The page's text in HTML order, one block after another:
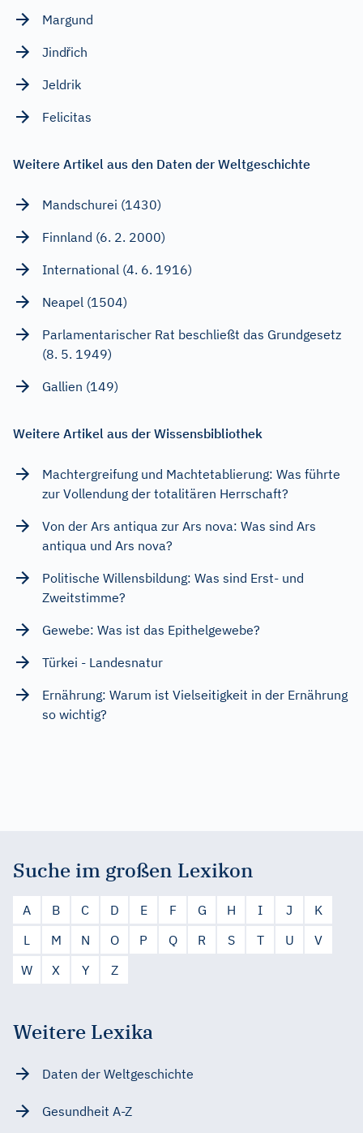
Margund
Jindřich
Jeldrik
Felicitas
Weitere Artikel aus den Daten der Weltgeschichte
Mandschurei (1430)
Finnland (6. 2. 2000)
International (4. 6. 1916)
Neapel (1504)
Parlamentarischer Rat beschließt das Grundgesetz
(8. 5. 1949)
Gallien (149)
Weitere Artikel aus der Wissensbibliothek
Machtergreifung und Machtetablierung: Was führte
zur Vollendung der totalitären Herrschaft?
Von der Ars antiqua zur Ars nova: Was sind Ars
antiqua und Ars nova?
Politische Willensbildung: Was sind Erst- und
Zweitstimme?
Gewebe: Was ist das Epithelgewebe?
Türkei - Landesnatur
Ernährung: Warum ist Vielseitigkeit in der Ernährung
so wichtig?
Suche im großen Lexikon
A B C D E F G H I J
K
L
M N O P Q R S T U
V
W
X Y Z
Weitere Lexika
Daten der Weltgeschichte
Gesundheit A-Z